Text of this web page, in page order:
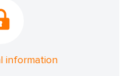
information